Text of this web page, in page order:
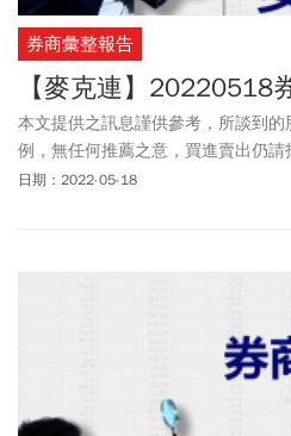
券商彙整報告
【麥克連】20220518
本文提供之訊息謹供參考，所談到
例，無任何推薦之意，買進賣出仍
供訂閱戶本人使用，非經授權嚴禁任
日期：2022-05-18